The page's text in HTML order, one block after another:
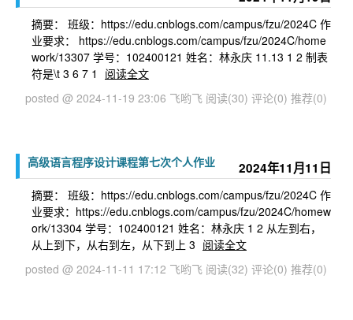
摘要： 班级：https://edu.cnblogs.com/campus/fzu/2024C 作
业要求： https://edu.cnblogs.com/campus/fzu/2024C/home
work/13307 学号：102400121 姓名：林永庆 11.13 1 2 制表
符是\t 3 6 7 1
阅读全文
posted @ 2024-11-19 23:06 飞哟飞 阅读(30) 评论(0) 推荐(0)
2024年11月11日
高级语言程序设计课程第七次个人作业
摘要： 班级：https://edu.cnblogs.com/campus/fzu/2024C 作
业要求：https://edu.cnblogs.com/campus/fzu/2024C/homew
ork/13304 学号：102400121 姓名：林永庆 1 2 从左到右，
从上到下，从右到左，从下到上 3 阅读全文
posted @ 2024-11-11 17:12 飞哟飞 阅读(32) 评论(0) 推荐(0)